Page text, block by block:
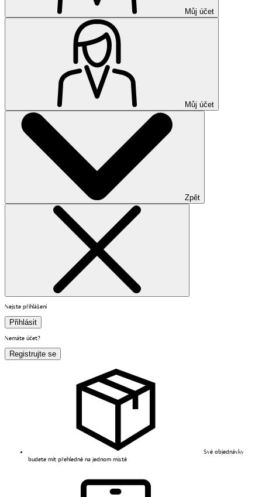
Můj účet
Můj účet
Zpět
Nejste přihlášení
Přihlásit
Nemáte účet?
Registrujte se
Své objednávky
budete mít přehledně na jednom místě